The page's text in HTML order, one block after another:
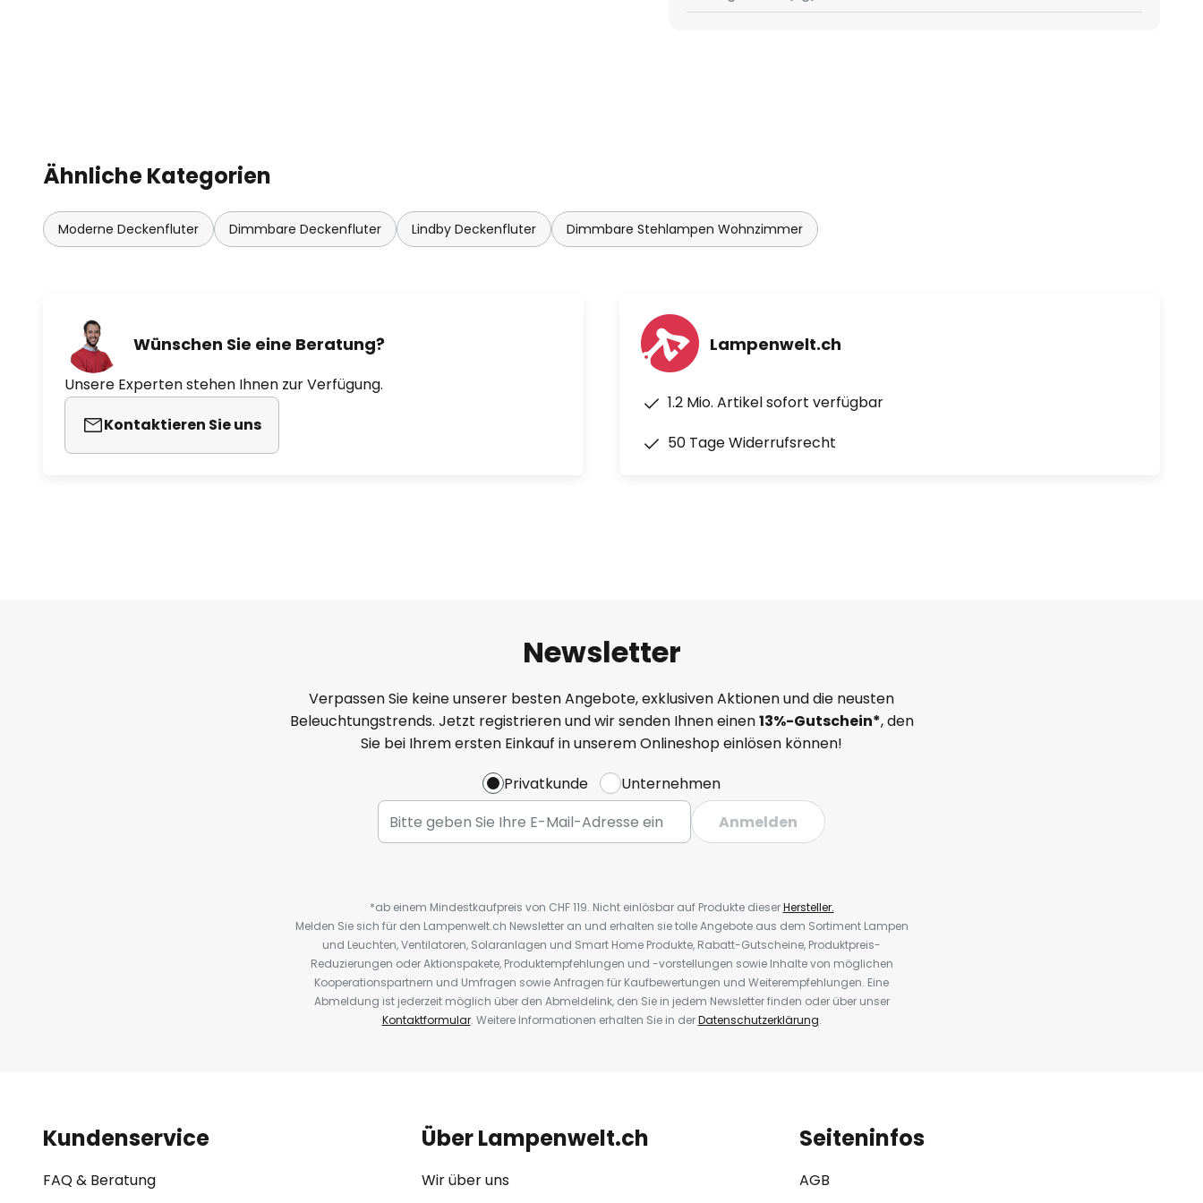
Ähnliche Kategorien
Moderne Deckenfluter Dimmbare Deckenfluter Lindby Deckenfluter Dimmbare Stehlampen Wohnzimmer
Wünschen Sie eine Beratung?
Unsere Experten stehen Ihnen zur Verfügung.
Kontaktieren Sie uns
Lampenwelt.ch
1.2 Mio. Artikel sofort verfügbar
50 Tage Widerrufsrecht
Newsletter
Verpassen Sie keine unserer besten Angebote, exklusiven Aktionen und die neusten
Beleuchtungstrends. Jetzt registrieren und wir senden Ihnen einen13%-Gutschein*, den
Sie bei Ihrem ersten Einkauf in unserem Onlineshop einlösen können!
Privatkunde
Unternehmen
Anmelden
*ab einem Mindestkaufpreis von CHF 119. Nicht einlösbar auf Produkte dieserHersteller.
Melden Sie sich für den Lampenwelt.ch Newsletter an und erhalten sie tolle Angebote aus dem Sortiment Lampen
und Leuchten, Ventilatoren, Solaranlagen und Smart Home Produkte, Rabatt-Gutscheine, Produktpreis-
Reduzierungen oder Aktionspakete, Produktempfehlungen und -vorstellungen sowie Inhalte von möglichen
Kooperationspartnern und Umfragen sowie Anfragen für Kaufbewertungen und Weiterempfehlungen. Eine
Abmeldung ist jederzeit möglich über den Abmeldelink, den Sie in jedem Newsletter finden oder über unser
Kontaktformular. Weitere Informationen erhalten Sie in derDatenschutzerklärung.
Kundenservice
FAQ & Beratung
Über Lampenwelt.ch
Wir über uns
Seiteninfos
AGB